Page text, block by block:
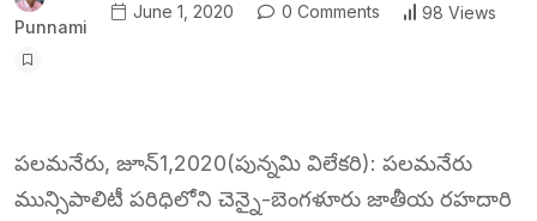
Punnami
June 1, 2020 0 Comments 98 Views
పలమనేరు, జూన్1,2020(పున్నమి విలేకరి): పలమనేరు
మున్సిపాలిటీ పరిధిలోని చెన్నై-బెంగళూరు జాతీయ రహదారి